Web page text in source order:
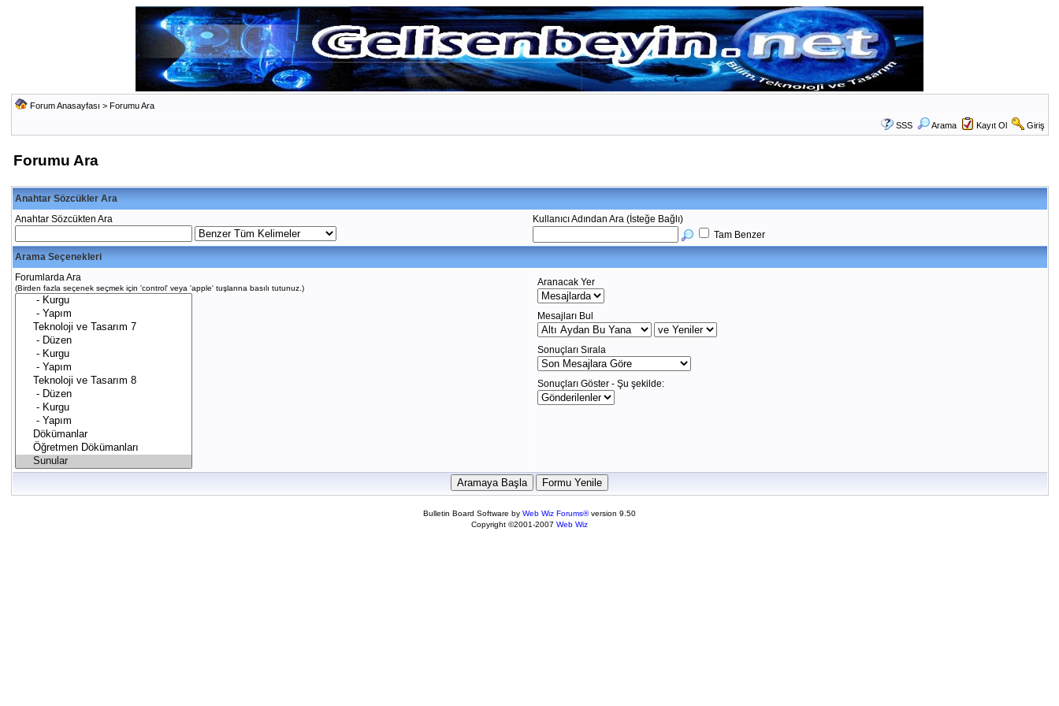
Forum Anasayfası > Forumu Ara
SSS Arama Kayıt Ol Giriş
Forumu Ara
Anahtar Sözcükler Ara
Anahtar Sözcükten Ara
Kullanıcı Adından Ara (İsteğe Bağlı)
Tam Benzer
Arama Seçenekleri
Forumlarda Ara
(Birden fazla seçenek seçmek için 'control' veya 'apple' tuşlarına basılı tutunuz.)
Aranacak Yer
Mesajları Bul
Sonuçları Sırala
Sonuçları Göster - Şu şekilde:
Bulletin Board Software by Web Wiz Forums®version 9.50
Copyright ©2001-2007 Web Wiz